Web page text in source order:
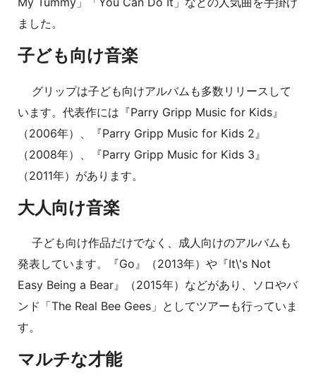
ました。
子ども向け音楽
グリップは子ども向けアルバムも多数リリースして
います。代表作には『Parry Gripp Music for Kids』
（2006年）、『Parry Gripp Music for Kids 2』
（2008年）、『Parry Gripp Music for Kids 3』
（2011年）があります。
大人向け音楽
子ども向け作品だけでなく、成人向けのアルバムも
発表しています。『Go』（2013年）や『It\'s Not
Easy Being a Bear』（2015年）などがあり、ソロやバ
ンド「The Real Bee Gees」としてツアーも行っていま
す。
マルチな才能